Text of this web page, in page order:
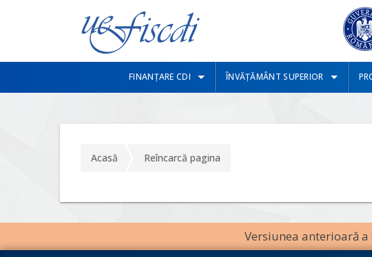
FINANȚARE CDI ÎNVĂȚĂMÂNT SUPERIOR
Acasă Reîncarcă pagina
Versiunea anterioară